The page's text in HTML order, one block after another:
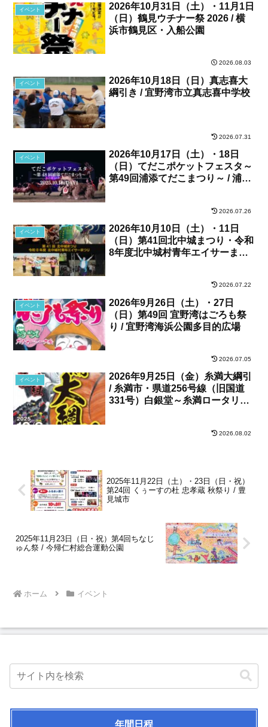
イベント
2026年10月31日（土）・11月1日
（日）鶴見ウチナー祭 2026 / 横
浜市鶴見区・入船公園
2026.08.03
イベント
2026年10月18日（日）真志喜大
綱引き / 宜野湾市立真志喜中学校
2026.07.31
イベント
2026年10月17日（土）・18日
（日）てだこポケットフェスタ～
第49回浦添てだこまつり～ / 浦添
2026.07.26
イベント
2026年10月10日（土）・11日
（日）第41回北中城まつり・令和
8年度北中城村青年エイサーまつ
2026.07.22
イベント
2026年9月26日（土）・27日
（日）第49回 宜野湾はごろも祭
り / 宜野湾海浜公園多目的広場
2026.07.05
イベント
2026年9月25日（金）糸満大綱引
/ 糸満市・県道256号線（旧国道
331号）白銀堂～糸満ロータリー
2026.08.02
2025年11月22日（土）・23日（日・祝）
第24回 くぅーすの杜 忠孝蔵 秋祭り / 豊
見城市
2025年11月23日（日・祝）第4回ちなじ
ゅん祭 / 今帰仁村総合運動公園
ホーム イベント
年間日程